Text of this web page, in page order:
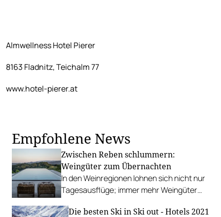
Almwellness Hotel Pierer
8163 Fladnitz, Teichalm 77
www.hotel-pierer.at
Empfohlene News
Zwischen Reben schlummern:
Weingüter zum Übernachten
In den Weinregionen lohnen sich nicht nur
Tagesausflüge; immer mehr Weingüter
Übernachtungsmöglichkeiten. Wir stellen
Die besten Ski in Ski out - Hotels 2021